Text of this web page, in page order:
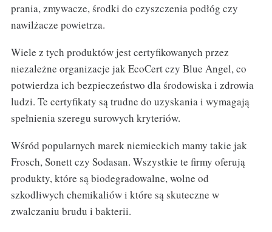
prania, zmywacze, środki do czyszczenia podłóg czy
nawilżacze powietrza.
Wiele z tych produktów jest certyfikowanych przez
niezależne organizacje jak EcoCert czy Blue Angel, co
potwierdza ich bezpieczeństwo dla środowiska i zdrowia
ludzi. Te certyfikaty są trudne do uzyskania i wymagają
spełnienia szeregu surowych kryteriów.
Wśród popularnych marek niemieckich mamy takie jak
Frosch, Sonett czy Sodasan. Wszystkie te firmy oferują
produkty, które są biodegradowalne, wolne od
szkodliwych chemikaliów i które są skuteczne w
zwalczaniu brudu i bakterii.